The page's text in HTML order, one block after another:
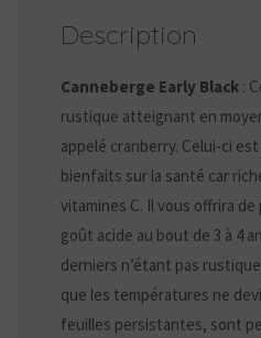
Description
Canneberge Early Black :
rustique atteignant en
appelé cranberry. Celui-ci
bienfaits sur la santé car
vitamines C. Il vous offrira
goût acide au bout de 3 à 4
derniers n’étant pas
que les températures ne
feuilles persistantes, sont